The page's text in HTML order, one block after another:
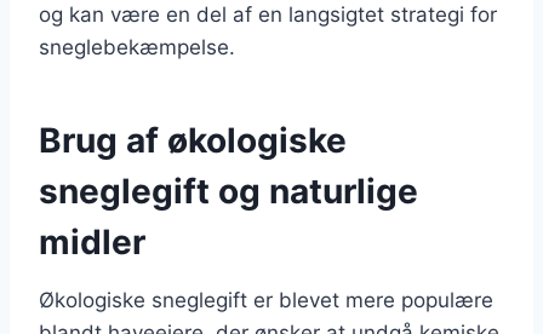
og kan være en del af en langsigtet strategi for
sneglebekæmpelse.
Brug af økologiske
sneglegift og naturlige
midler
Økologiske sneglegift er blevet mere populære